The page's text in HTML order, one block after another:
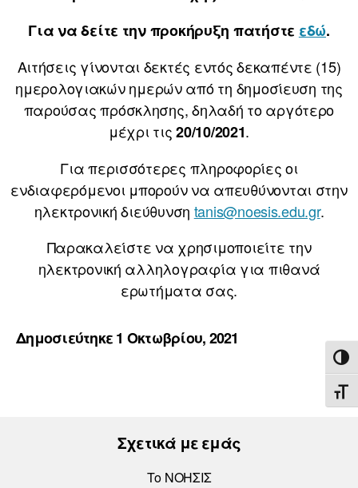
Για να δείτε την προκήρυξη πατήστε εδώ.
Αιτήσεις γίνονται δεκτές εντός δεκαπέντε (15)
ημερολογιακών ημερών από τη δημοσίευση της
παρούσας πρόσκλησης, δηλαδή το αργότερο
μέχρι τις20/10/2021.
Για περισσότερες πληροφορίες οι
ενδιαφερόμενοι μπορούν να απευθύνονται στην
ηλεκτρονική διεύθυνση tanis@noesis.edu.gr.
Παρακαλείστε να χρησιμοποιείτε την
ηλεκτρονική αλληλογραφία για πιθανά
ερωτήματα σας.
Δημοσιεύτηκε 1 Οκτωβρίου, 2021
Σχετικά με εμάς
Το ΝΟΗΣΙΣ